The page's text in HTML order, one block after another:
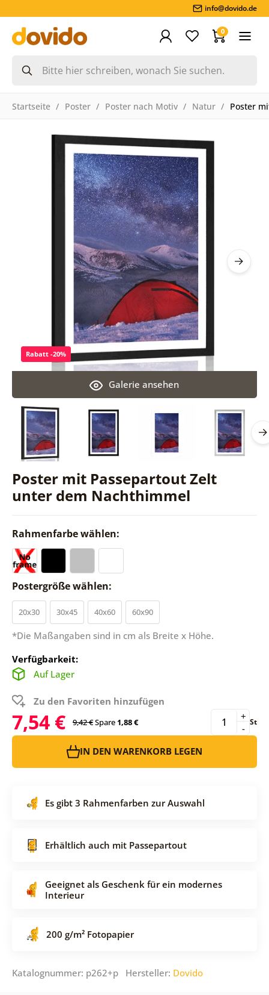
info@dovido.de
0
Startseite Poster Poster nach Motiv Natur Poster
Poster mit Passepartout Zelt
unter dem Nachthimmel
Galerie ansehen
Rabatt -20%
Rahmenfarbe wählen:
Postergröße wählen:
20x30 30x45 40x60 60x90
*Die Maßangaben sind in cm als Breite x Höhe.
Verfügbarkeit:
Auf Lager
Zu den Favoriten hinzufügen
7,54 € 9,42 €Spare1,88 € -
+ St
IN DEN WARENKORB LEGEN
Es gibt 3 Rahmenfarben zur Auswahl
Erhältlich auch mit Passepartout
Geeignet als Geschenk für ein modernes
Interieur
200 g/m² Fotopapier
Katalognummer: p262+p Hersteller: Dovido